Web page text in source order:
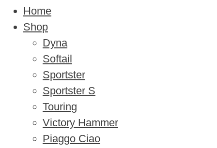
Home
Shop
Dyna
Softail
Sportster
Sportster S
Touring
Victory Hammer
Piaggo Ciao